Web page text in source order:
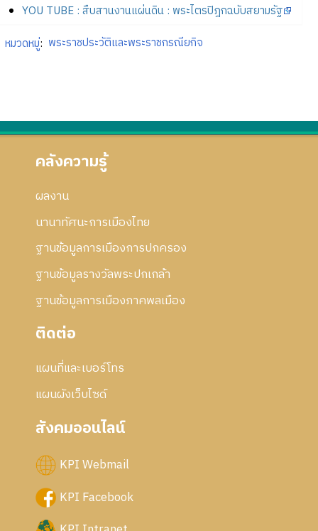
YOU TUBE : สืบสานงานแผ่นดิน : พระไตรปิฎกฉบับสยามรัฐ
หมวดหมู่: พระราชประวัติและพระราชกรณียกิจ
คลังความรู้
ผลงาน
นานาทัศนะการเมืองไทย
ฐานข้อมูลการเมืองการปกครอง
ฐานข้อมูลรางวัลพระปกเกล้า
ฐานข้อมูลการเมืองภาคพลเมือง
ติดต่อ
แผนที่และเบอร์โทร
แผนผังเว็บไซด์
สังคมออนไลน์
KPI Webmail
KPI Facebook